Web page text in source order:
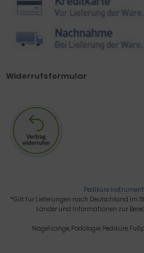
Widerrufsformular
Pediküre
*Gilt für Lieferungen nach Deutschland im
Länder und Informationen zur
Nagelzange, Podologie, Pediküre,